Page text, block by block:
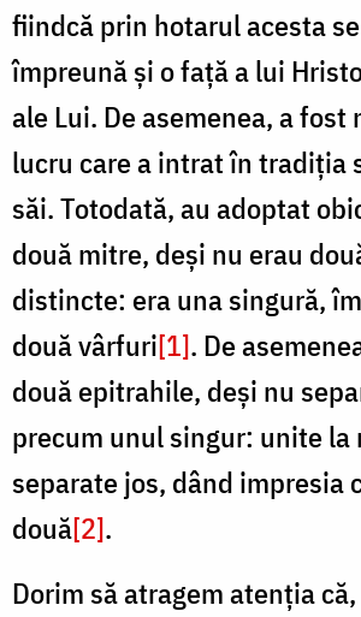
fiindcă prin hotarul acesta
împreună și o faţă a lui
ale Lui. De asemenea, a fost
lucru care a intrat în tradiţia
săi. Totodată, au adoptat
două mitre, deși nu erau
distincte: era una singură,
două vârfuri[1]. De
două epitrahile, deși nu
precum unul singur: unite la
separate jos, dând impresia
două[2].
Dorim să atragem atenţia